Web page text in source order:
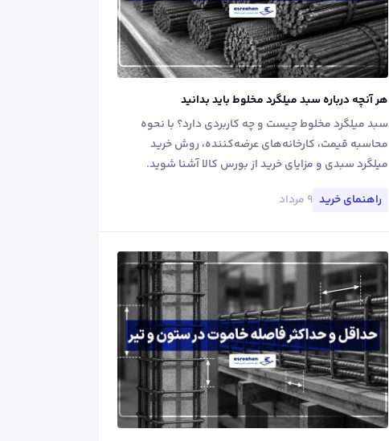
هر آنچه درباره سبد میلگرد مخلوط باید بدانید
سبد میلگرد مخلوط چیست و چه کاربردی دارد؟ با نحوه
محاسبه قیمت، کارخانه‌های عرضه‌کننده، روش خرید
میلگرد سبدی و مزایای خرید از بورس کالا آشنا شوید.
راهنمای خرید ۹ مرداد